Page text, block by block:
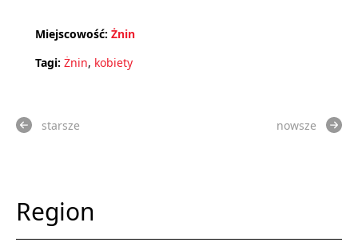
Miejscowość: Żnin
Tagi: Żnin, kobiety
starsze nowsze
Region